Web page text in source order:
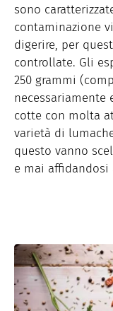
sono
contaminazione
digerire, per
controllate. Gli
250 grammi
necessariamente
cotte con molta
varietà di
questo vanno
e mai affidandosi